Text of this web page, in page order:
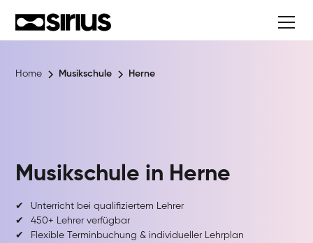
Home Musikschule Herne
Musikschule in Herne
✔
Unterricht bei qualifiziertem Lehrer
✔
450+ Lehrer verfügbar
✔
Flexible Terminbuchung & individueller Lehrplan